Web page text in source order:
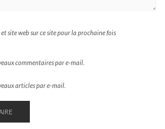
site web sur ce site pour la prochaine fois
commentaires par e-mail.
articles par e-mail.